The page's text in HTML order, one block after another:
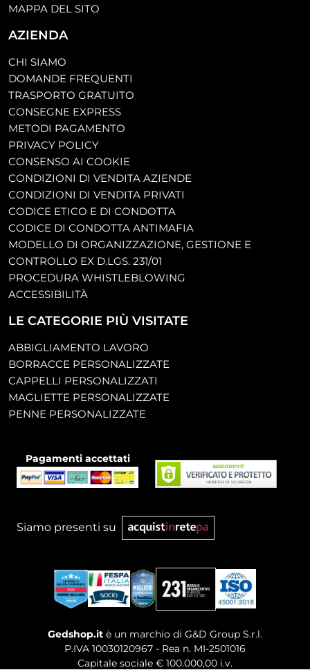
MAPPA DEL SITO
AZIENDA
CHI SIAMO
DOMANDE FREQUENTI
TRASPORTO GRATUITO
CONSEGNE EXPRESS
METODI PAGAMENTO
PRIVACY POLICY
CONSENSO AI COOKIE
CONDIZIONI DI VENDITA AZIENDE
CONDIZIONI DI VENDITA PRIVATI
CODICE ETICO E DI CONDOTTA
CODICE DI CONDOTTA ANTIMAFIA
MODELLO DI ORGANIZZAZIONE, GESTIONE E
CONTROLLO EX D.LGS. 231/01
PROCEDURA WHISTLEBLOWING
ACCESSIBILITÀ
LE CATEGORIE PIÙ VISITATE
ABBIGLIAMENTO LAVORO
BORRACCE PERSONALIZZATE
CAPPELLI PERSONALIZZATI
MAGLIETTE PERSONALIZZATE
PENNE PERSONALIZZATE
Pagamenti accettati
Siamo presenti su
Gedshop.it è un marchio di G&D Group S.r.l.
P.IVA 10030120967 - Rea n. MI-2501016
Capitale sociale € 100.000,00 i.v.